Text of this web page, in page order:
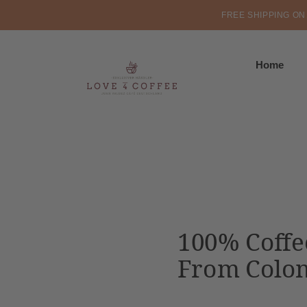
FREE SHIPPING
Home
100%
From